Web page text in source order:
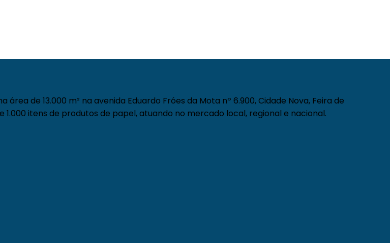
de 13.000 m² na avenida Eduardo Fróes da Mota nº 6.900, Cidade Nova, Feira de
itens de produtos de papel, atuando no mercado local, regional e nacional.